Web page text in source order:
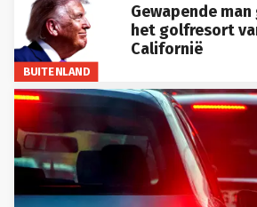
BUITENLAND
Gewapende
het golfresort
Californië